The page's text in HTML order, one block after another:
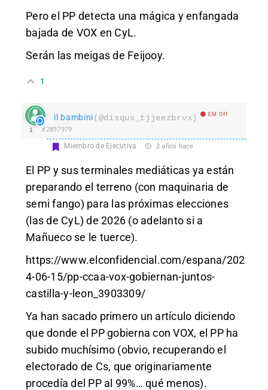
Pero el PP detecta una mágica y enfangada
bajada de VOX en CyL.
Serán las meigas de Feijooy.
1
il bambini(@disqus_tjjeezbrvx) EM Off
#2897979
Miembro de Ejecutiva 2 años hace
El PP y sus terminales mediáticas ya están
preparando el terreno (con maquinaria de
semi fango) para las próximas elecciones
(las de CyL) de 2026 (o adelanto si a
Mañueco se le tuerce).
https://www.elconfidencial.com/espana/202
4-06-15/pp-ccaa-vox-gobiernan-juntos-
castilla-y-leon_3903309/
Ya han sacado primero un artículo diciendo
que donde el PP gobierna con VOX, el PP ha
subido muchísimo (obvio, recuperando el
electorado de Cs, que originariamente
procedía del PP al 99%… qué menos).